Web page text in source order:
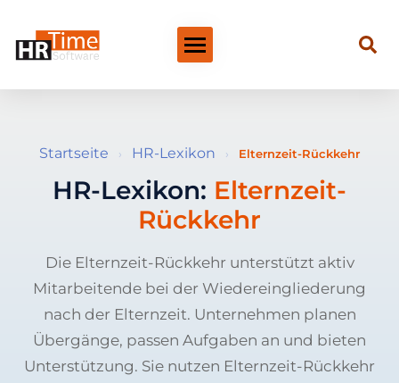
Startseite › HR-Lexikon › Elternzeit-Rückkehr
HR-Lexikon: Elternzeit-
Rückkehr
Die Elternzeit-Rückkehr unterstützt aktiv
Mitarbeitende bei der Wiedereingliederung
nach der Elternzeit. Unternehmen planen
Übergänge, passen Aufgaben an und bieten
Unterstützung. Sie nutzen Elternzeit-Rückkehr